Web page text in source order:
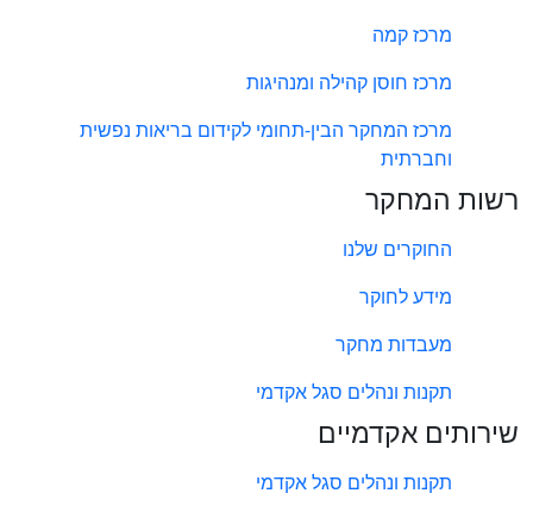
מרכז קמה
מרכז חוסן קהילה ומנהיגות
מרכז המחקר הבין-תחומי לקידום בריאות נפשית
וחברתית
רשות המחקר
החוקרים שלנו
מידע לחוקר
מעבדות מחקר
תקנות ונהלים סגל אקדמי
שירותים אקדמיים
תקנות ונהלים סגל אקדמי